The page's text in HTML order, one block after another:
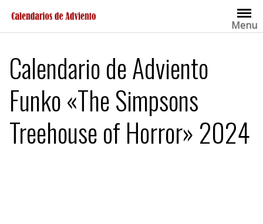
contenido
Menu
Calendario de Adviento
Funko «The Simpsons
Treehouse of Horror» 2024